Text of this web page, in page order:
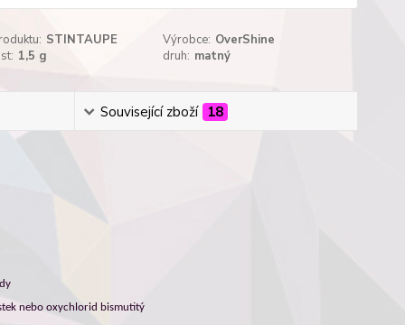
STINTAUPE Výrobce: OverShine
1,5 g druh: matný
Související zboží 18
nebo oxychlorid bismutitý